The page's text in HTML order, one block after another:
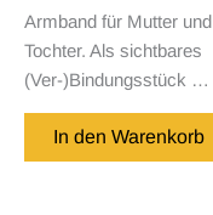
Armband für Mutter und
Tochter. Als sichtbares
(Ver-)Bindungsstück …
In den Warenkorb